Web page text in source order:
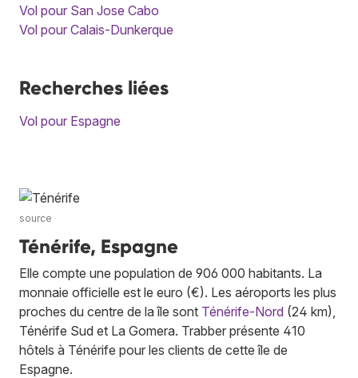
Vol pour San Jose Cabo
Vol pour Calais-Dunkerque
Recherches liées
Vol pour Espagne
source
Ténérife, Espagne
Elle compte une population de 906 000 habitants. La
monnaie officielle est le euro (€). Les aéroports les plus
proches du centre de la île sont Ténérife-Nord (24 km),
Ténérife Sud et La Gomera. Trabber présente 410
hôtels à Ténérife pour les clients de cette île de
Espagne.